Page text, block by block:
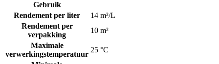
Gebruik
Rendement per liter
14 m²/L
Rendement per
verpakking
10 m²
Maximale
verwerkingstemperatuur
25 °C